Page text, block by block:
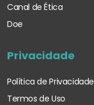
Canal de Ética
Doe
Privacidade
Política de Privacidade
Termos de Uso